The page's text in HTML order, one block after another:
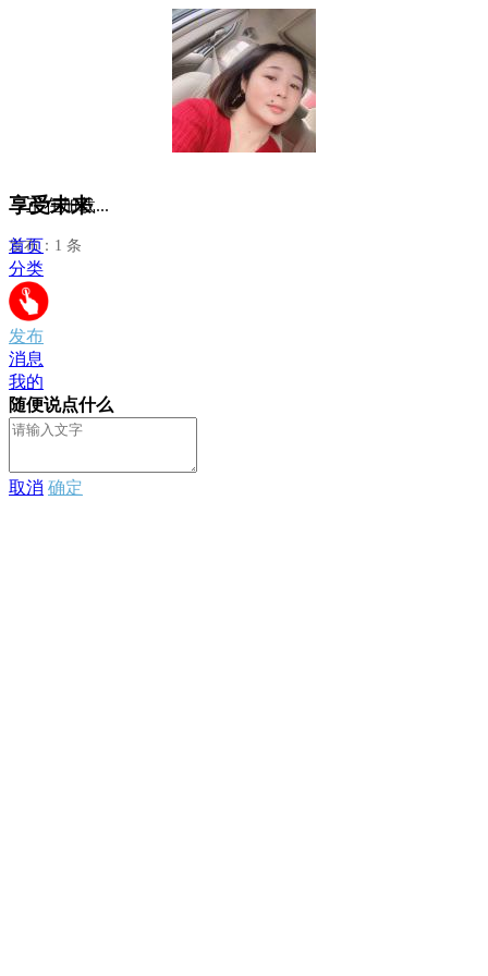
享受未来
发布：1 条
正在加载...
首页
分类
发布
消息
我的
随便说点什么
取消 确定